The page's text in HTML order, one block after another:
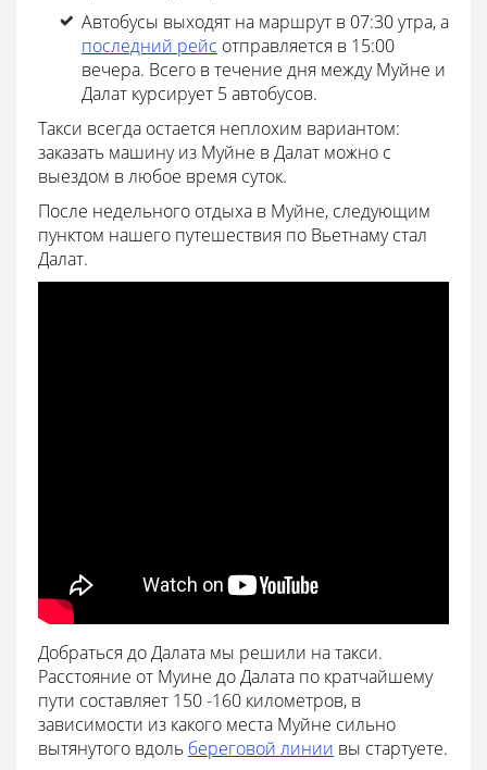
Автобусы выходят на маршрут в 07:30 утра, а
последний рейс отправляется в 15:00
вечера. Всего в течение дня между Муйне и
Далат курсирует 5 автобусов.
Такси всегда остается неплохим вариантом:
заказать машину из Муйне в Далат можно с
выездом в любое время суток.
После недельного отдыха в Муйне, следующим
пунктом нашего путешествия по Вьетнаму стал
Далат.
Добраться до Далата мы решили на такси.
Расстояние от Муине до Далата по кратчайшему
пути составляет 150 -160 километров, в
зависимости из какого места Муйне сильно
вытянутого вдоль береговой линии вы стартуете.